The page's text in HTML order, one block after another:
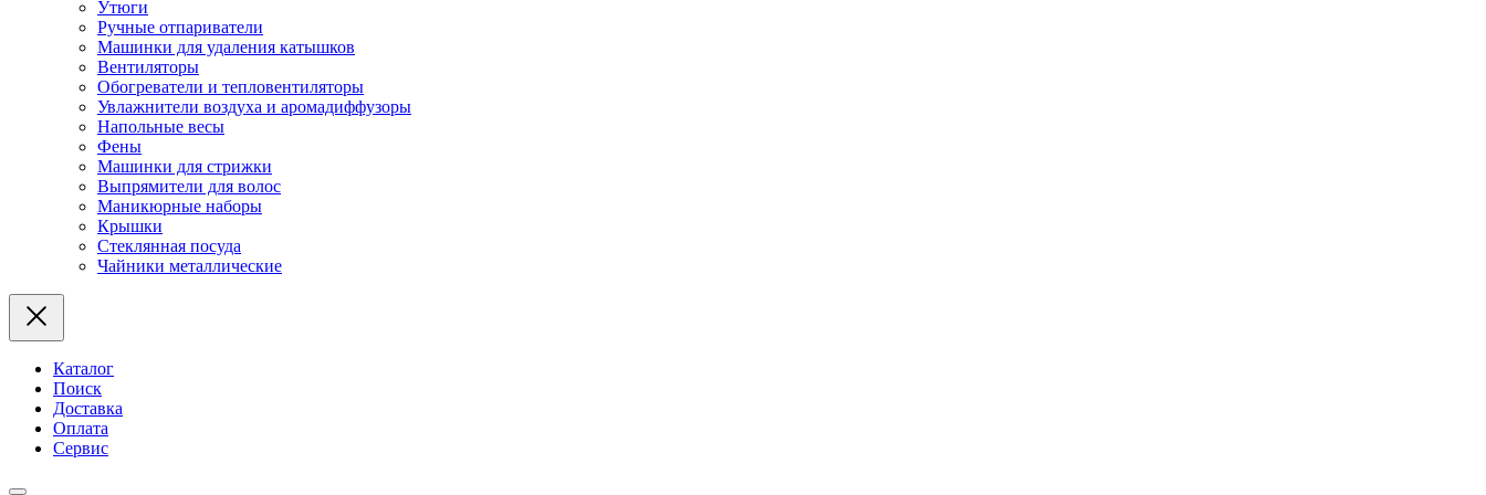
Утюги
Ручные отпариватели
Машинки для удаления катышков
Вентиляторы
Обогреватели и тепловентиляторы
Увлажнители воздуха и аромадиффузоры
Напольные весы
Фены
Машинки для стрижки
Выпрямители для волос
Маникюрные наборы
Крышки
Стеклянная посуда
Чайники металлические
Каталог
Поиск
Доставка
Оплата
Сервис